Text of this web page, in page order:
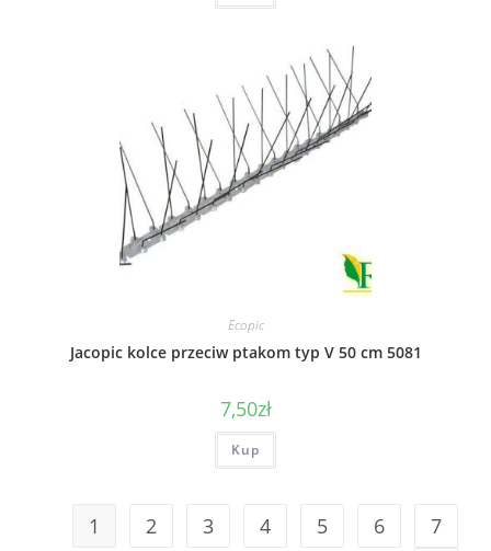
Ecopic
Jacopic kolce przeciw ptakom typ V 50 cm 5081
7,50zł
Kup
1 2 3 4 5 6 7